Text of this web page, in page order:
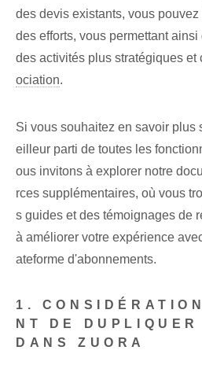
des devis existants, vous
des efforts, vous permettant
des activités plus stratégiques et
ociation.
Si vous souhaitez en savoir plus
eilleur parti de toutes les
ous invitons à explorer notre
rces supplémentaires, où vous
s guides et des témoignages de
à améliorer votre expérience
ateforme d'abonnements.
1.
NT DE DUPLIQUER
DANS ZUORA